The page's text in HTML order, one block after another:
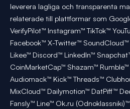
leverera lagliga och transparenta
relaterade till plattformar som
VerifyPilot™ Instagram™ TikTok™
Facebook™ X-Twitter™
Likee™ Discord™ LinkedIn™
CoinMarketCap™ Shazam™
Audiomack™ Kick™ Threads™
MixCloud™ Dailymotion™ DatPiff™
Fansly™ Line™ Ok.ru